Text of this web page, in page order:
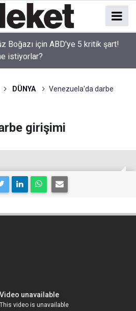
Boğazı için ABD'ye 5 kritik şart!
istiyorlar?
DÜNYA
Venezuela'da darbe
girişimi